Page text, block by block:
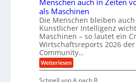
H
y
d
r
a
u
l
l
a
n
g
l
e
b
i
o
n
e
s
s
t
e
i
g
Menschen auch in Zeiten
als Maschinen
Die Menschen bleiben
Künstlicher Intelligenz
Maschinen – so lautet ein
Wirtschaftsreports 2026
Community…
Weiterlesen:
M